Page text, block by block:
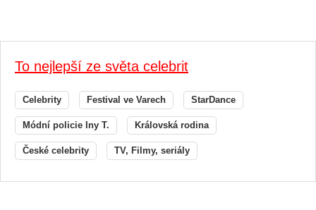
To nejlepší ze světa celebrit
Celebrity Festival ve Varech StarDance
Módní policie Iny T. Královská rodina
České celebrity TV, Filmy, seriály